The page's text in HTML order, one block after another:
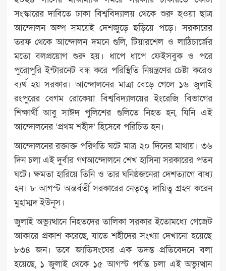
সংস্কারের দাবিতে ঢাকা বিশ্ববিদ্যালয় থেকে শুরু হওয়া ছাত্র
আন্দোলন অল্প সময়েই দেশজুড়ে ছড়িয়ে পড়ে। সরকারের
তরফ থেকে আন্দোলন দমনে গুলি, টিয়ারশেল ও লাঠিচার্জের
মতো বলপ্রয়োগ শুরু হয়। ধাপে ধাপে ফেইসবুক ও পরে
পুরোপুরি ইন্টারনেট বন্ধ করে পরিস্থিতি নিয়ন্ত্রণের চেষ্টা করেও
ব্যর্থ হয় সরকার। আন্দোলনের মাত্রা বেড়ে গেলে ১৬ জুলাই
রংপুরের বেগম রোকেয়া বিশ্ববিদ্যালয়ের ইংরেজি বিভাগের
শিক্ষার্থী আবু সাঈদ পুলিশের গুলিতে নিহত হন, যিনি এই
আন্দোলনের ‘প্রথম শহীদ’ হিসেবে পরিচিত হন।
আন্দোলনের রক্তাক্ত পরিণতি ঘটে মাত্র ২০ দিনের মাথায়। ৩৬
দিন চলা এই দুর্বার গণআন্দোলনে শেখ হাসিনা সরকারের পতন
ঘটে। ক্ষমতা হারিয়ে তিনি ও তার ঘনিষ্ঠজনেরা দেশত্যাগে বাধ্য
হন। ৮ আগস্ট অন্তর্বর্তী সরকারের নেতৃত্বে দায়িত্ব গ্রহণ করেন
মুহাম্মদ ইউনূস।
জুলাই অভ্যুত্থানে নিহতদের তালিকা সরকার ইতোমধ্যে গেজেট
আকারে প্রকাশ করেছে, যাতে শহীদের সংখ্যা দেখানো হয়েছে
৮৩৪ জন। তবে জাতিসংঘের এক তদন্ত প্রতিবেদনে বলা
হয়েছে, ১ জুলাই থেকে ১৫ আগস্ট পর্যন্ত চলা এই অভ্যুত্থান